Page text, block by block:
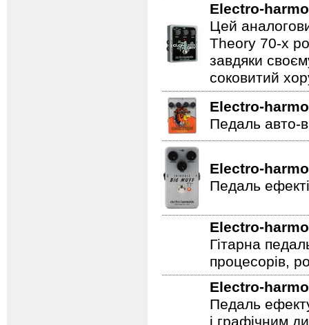
Electro-
Цей
Theory 70-х
завдяки
соковитий
Electro-
Педаль авто-
Electro-
Педаль
Electro-
Гітарна
процесорів,
Electro-
Педаль